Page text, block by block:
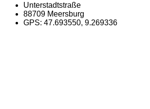
Unterstadtstraße
88709 Meersburg
GPS: 47.693550, 9.269336